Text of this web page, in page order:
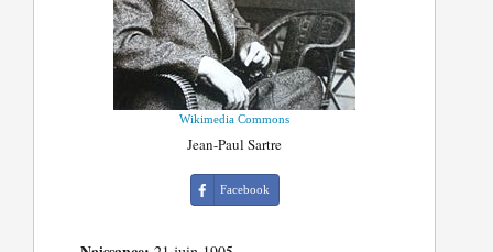
Wikimedia Commons
Jean-Paul Sartre
Facebook